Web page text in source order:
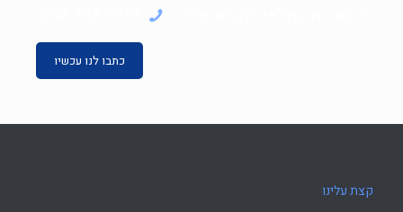
כתבו לנו עכשיו
קצת עלינו